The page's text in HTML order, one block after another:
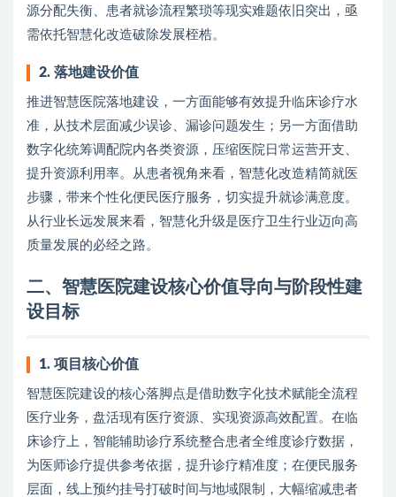
源分配失衡、患者就诊流程繁琐等现实难题依旧突出，亟
需依托智慧化改造破除发展桎梏。
2. 落地建设价值
推进智慧医院落地建设，一方面能够有效提升临床诊疗水
准，从技术层面减少误诊、漏诊问题发生；另一方面借助
数字化统筹调配院内各类资源，压缩医院日常运营开支、
提升资源利用率。从患者视角来看，智慧化改造精简就医
步骤，带来个性化便民医疗服务，切实提升就诊满意度。
从行业长远发展来看，智慧化升级是医疗卫生行业迈向高
质量发展的必经之路。
二、智慧医院建设核心价值导向与阶段性建
设目标
1. 项目核心价值
智慧医院建设的核心落脚点是借助数字化技术赋能全流程
医疗业务，盘活现有医疗资源、实现资源高效配置。在临
床诊疗上，智能辅助诊疗系统整合患者全维度诊疗数据，
为医师诊疗提供参考依据，提升诊疗精准度；在便民服务
层面，线上预约挂号打破时间与地域限制，大幅缩减患者